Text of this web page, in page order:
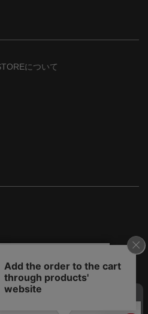
について
cookies. These
to work properly
about how our site